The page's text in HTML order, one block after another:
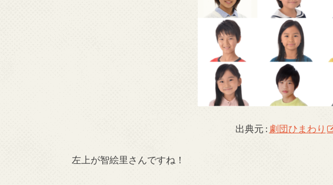
出典元 : 劇団ひまわり
左上が智絵里さんですね！